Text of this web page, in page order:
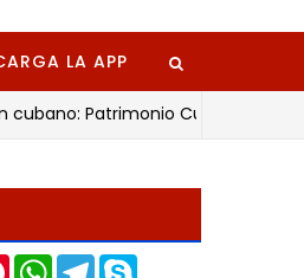
LA APP
Patrimonio Cultural Inmaterial de
P
W
T